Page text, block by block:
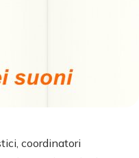
coordinatori